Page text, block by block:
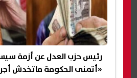
رئيس حزب العدل عن أزمة